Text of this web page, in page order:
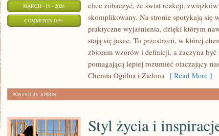
MARCH - 19 - 2026
COMMENTS OFFON
LABORATORYJNY
chce zobaczyć, że świat reakcji,
skomplikowany. Na stronie spotykają się
praktyczne wyjaśnienia, dzięki którym
stają się jasne. To przestrzeń, w której
zbiorem wzorów i definicji, a zaczyna być
pomagającą lepiej rozumieć otaczający
Chemia Ogólna i Zielona [ Read More ]
POSTED BY ADMIN
Styl życia i